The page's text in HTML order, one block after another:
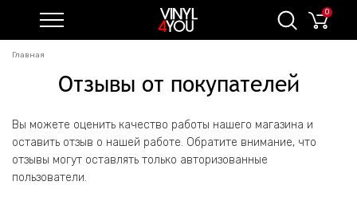
0
Главная
Отзывы от покупателей
Вы можете оценить качество работы нашего магазина и
оставить отзыв о нашей работе. Обратите внимание, что
отзывы могут оставлять только авторизованные
пользователи.